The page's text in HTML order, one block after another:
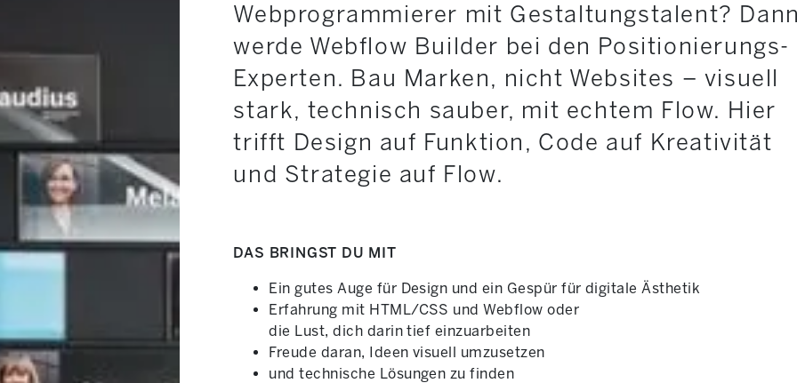
Webprogrammierer mit Gestaltungstalent?
werde Webflow Builder bei den Positionierungs-
Experten. Bau Marken, nicht Websites – visuell
stark, technisch sauber, mit echtem Flow. Hier
trifft Design auf Funktion, Code auf Kreativität
und Strategie auf Flow.
DAS BRINGST DU MIT
Ein gutes Auge für Design und ein Gespür für digitale Ästhetik
Erfahrung mit HTML/CSS und Webflow oder
die Lust, dich darin tief einzuarbeiten
Freude daran, Ideen visuell umzusetzen
und technische Lösungen zu finden